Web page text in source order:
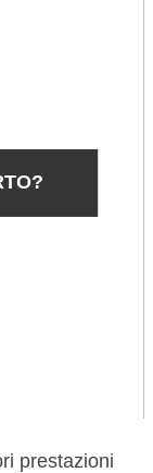
prestazioni